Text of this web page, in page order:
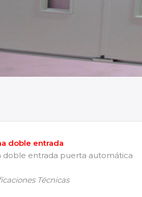
doble entrada
doble entrada puerta automática
Técnicas